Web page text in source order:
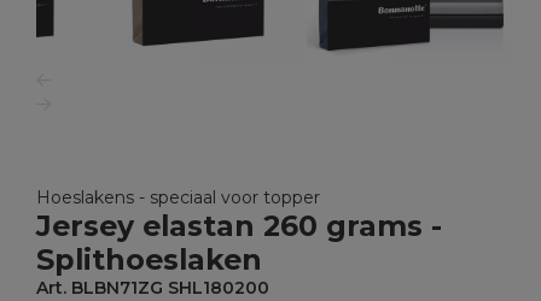
Hoeslakens - speciaal voor topper
Jersey elastan 260 grams -
Splithoeslaken
Art. BLBN71ZG SHL180200